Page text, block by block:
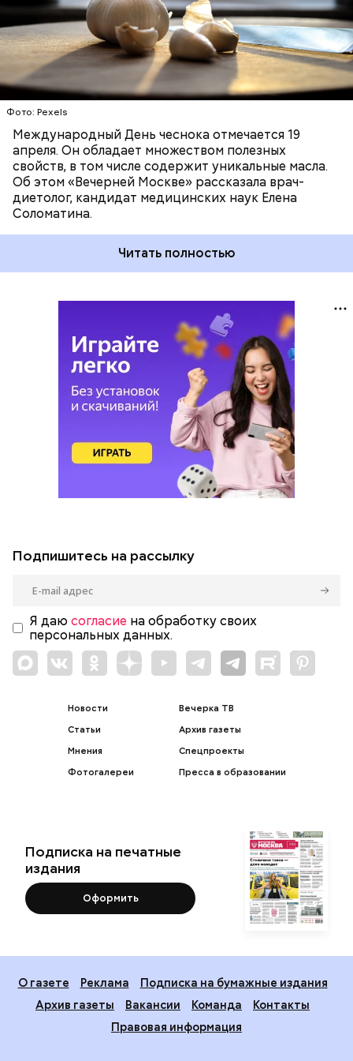
Фото: Pexels
Международный День чеснока отмечается 19
апреля. Он обладает множеством полезных
свойств, в том числе содержит уникальные масла.
Об этом «Вечерней Москве» рассказала врач-
диетолог, кандидат медицинских наук Елена
Соломатина.
Читать полностью
Подпишитесь на рассылку
Я даю согласие на обработку своих
персональных данных.
Новости
Статьи
Мнения
Фотогалереи
Вечерка ТВ
Архив газеты
Спецпроекты
Пресса в образовании
Подписка на печатные
издания
Оформить
О газете Реклама
Подписка на бумажные издания
Архив газеты
Вакансии Команда
Контакты
Правовая информация